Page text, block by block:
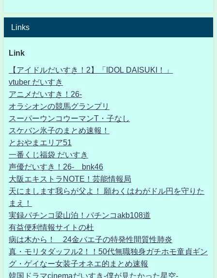
Links
Link
【アイドルだいすき！2】「IDOL DAISUKI！」
vtuber だいすき
アニメだいすき！26-
オラシオンの競馬グランプリ
スーパーウンコウーマンT・子なし
スケバン氷子のまとめ速報！
とおやまエリア51
一番くじ福袋 だいすき
声優だいすき！26- bnk46
大阪エキストラNOTE！芸能情報局
天にまします我らが父よ！ 願わくはわがドル円を守りた
まえ！
実録パチンコ梁山泊！パチンコakb108道
有益便利情報サイトの杜
病は木から！ 24金バエ子の特発性間質性肺炎
真・モリタダッフル2！！50代無職独身ガチホモ童貞ギン
グ・ゲイなー女装子オネエ的まとめ速報
韓国ドラマcinemaだいすき-僕が見たかった星空-